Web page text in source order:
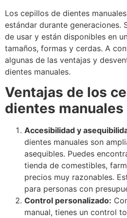
Los cepillos de dientes
estándar durante generaciones.
de usar y están disponibles en
tamaños, formas y cerdas. A
algunas de las ventajas y
dientes manuales.
Ventajas de los
dientes manuales
Accesibilidad y
dientes manuales son
asequibles. Puedes
tienda de comestibles,
precios muy razonables.
para personas con
Control personalizado:
manual, tienes un control